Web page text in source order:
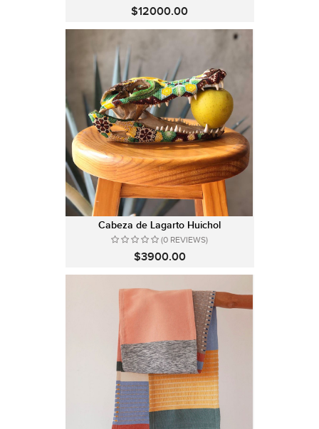
$12000.00
Cabeza de Lagarto Huichol
(0 REVIEWS)
$3900.00